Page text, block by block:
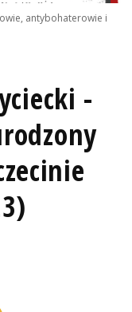
antybohaterowie i
-